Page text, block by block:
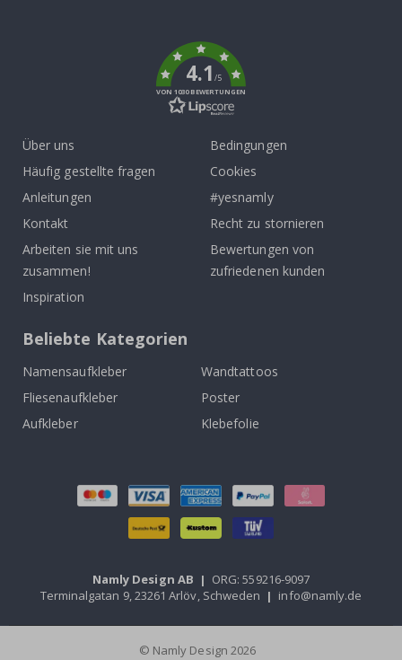
4.1/5
VON 1030 BEWERTUNGEN
Über uns
Häufig gestellte fragen
Anleitungen
Kontakt
Arbeiten sie mit uns
zusammen!
Inspiration
Bedingungen
Cookies
#yesnamly
Recht zu stornieren
Bewertungen von
zufriedenen kunden
Beliebte Kategorien
Namensaufkleber
Wandtattoos
Fliesenaufkleber
Poster
Aufkleber
Klebefolie
Namly Design AB | ORG: 559216-9097
Terminalgatan 9, 23261 Arlöv, Schweden | info@namly.de
© Namly Design 2026